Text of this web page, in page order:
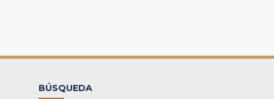
BÚSQUEDA